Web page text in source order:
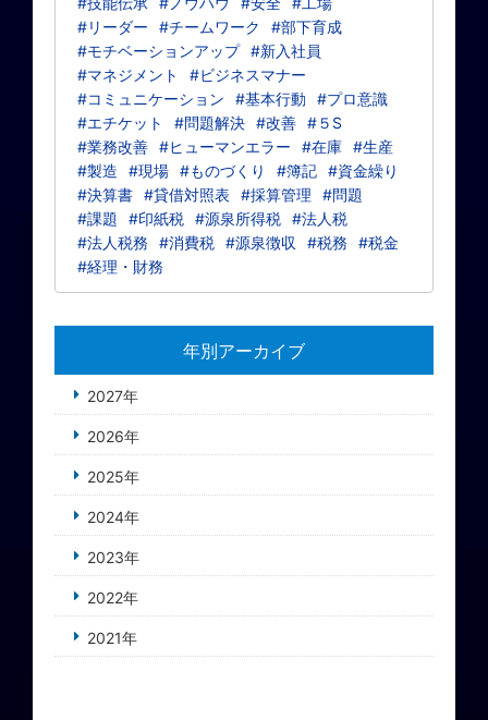
#リーダー
#チームワーク
#部下育成
#モチベーションアップ #新入社員
#マネジメント
#ビジネスマナー
#コミュニケーション
#基本行動
#プロ意識
#エチケット
#問題解決 #改善 #５S
#業務改善 #ヒューマンエラー #在庫 #生産
#製造
#現場 #ものづくり #簿記 #資金繰り
#決算書 #貸借対照表 #採算管理
#問題
#課題
#印紙税 #源泉所得税 #法人税
#法人税務
#消費税 #源泉徴収 #税務
#税金
#経理・財務
年別アーカイブ
2027年
2026年
2025年
2024年
2023年
2022年
2021年